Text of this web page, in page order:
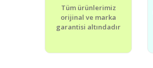
Tüm ürünlerimiz
orijinal ve marka
garantisi altındadır